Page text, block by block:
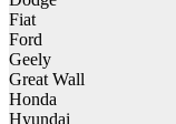
Fiat
Ford
Geely
Great Wall
Honda
Hyundai